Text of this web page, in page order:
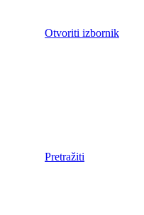
Otvoriti izbornik
Pretražiti